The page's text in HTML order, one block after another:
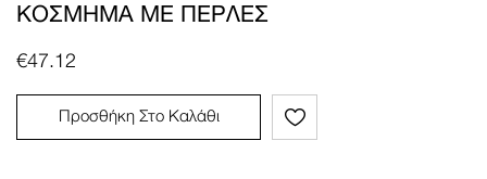
ΚΌΣΜΗΜΑ ΜΕ ΠΈΡΛΕΣ
€47.12
Προσθήκη Στο Καλάθι